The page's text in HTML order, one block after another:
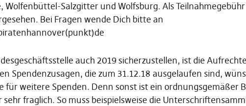
Wolfenbüttel-Salzgitter und Wolfsburg. Als
Bei Fragen wende Dich bitte an
auch 2019 sicherzustellen, ist die
Spendenzusagen, die zum 31.12.18 ausgelaufen sind,
für weitere Spenden. Denn sonst ist ein ordnungsgemäßer
sehr fraglich. So muss beispielsweise die